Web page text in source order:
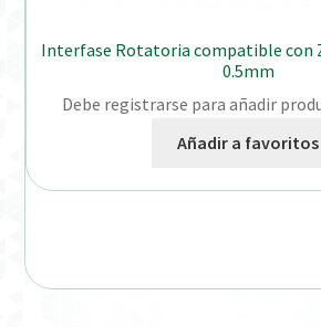
Interfase Rotatoria compatible con
0.5mm
Debe registrarse para añadir
Añadir a favoritos